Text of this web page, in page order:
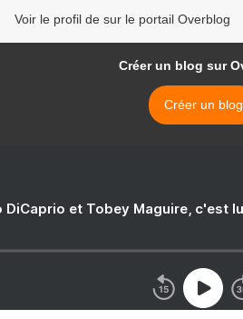
Voir le profil de sur le portail Overblog
Créer un blog sur
Créer un blog
DiCaprio et Tobey Maguire, c'est